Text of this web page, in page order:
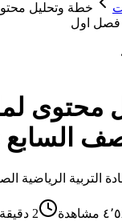
خطة وتحليل
فصل اول
التربية الرياضية
مشاهدة 2